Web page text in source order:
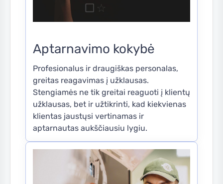
Aptarnavimo kokybė
Profesionalus ir draugiškas personalas,
greitas reagavimas į užklausas.
Stengiamės ne tik greitai reaguoti į klientų
užklausas, bet ir užtikrinti, kad kiekvienas
klientas jaustųsi vertinamas ir
aptarnautas aukščiausiu lygiu.